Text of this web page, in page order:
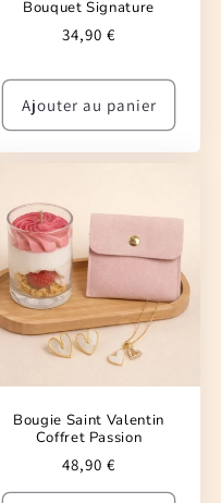
Bouquet Signature
Prix
34,90 €
Ajouter au panier
Bougie Saint Valentin
Coffret Passion
Prix
habituel
48,90 €